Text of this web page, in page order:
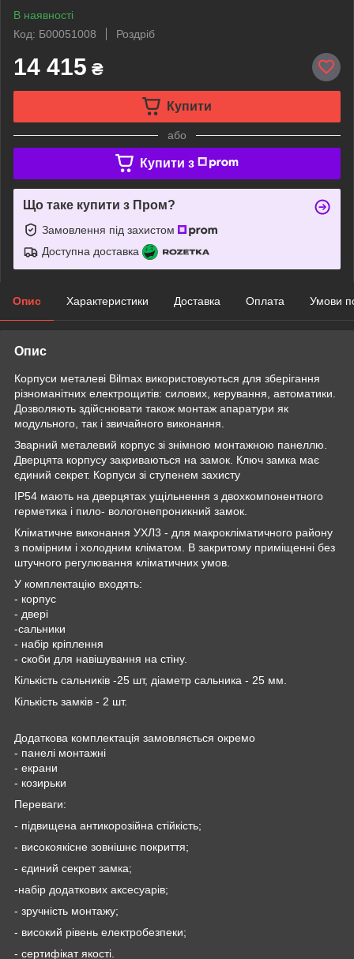
В наявності
Код: Б00051008
Роздріб
14 415 ₴
Купити
або
Купити з
Що таке купити з Пром?
Замовлення під захистом
Доступна доставка
Опис Характеристики Доставка Оплата Умови
Опис
Корпуси металеві Bilmax використовуються для зберігання
різноманітних електрощитів: силових, керування, автоматики.
Дозволяють здійснювати також монтаж апаратури як
модульного, так і звичайного виконання.
Зварний металевий корпус зі знімною монтажною панеллю.
Дверцята корпусу закриваються на замок. Ключ замка має
єдиний секрет. Корпуси зі ступенем захисту
IP54 мають на дверцятах ущільнення з двохкомпонентного
герметика і пило- вологонепроникний замок.
Кліматичне виконання УХЛ3 - для макрокліматичного району
з помірним і холодним кліматом. В закритому приміщенні без
штучного регулювання кліматичних умов.
У комплектацію входять:
- корпус
- двері
-сальники
- набір кріплення
- скоби для навішування на стіну.
Кількість сальників -25 шт, діаметр сальника - 25 мм.
Кількість замків - 2 шт.
Додаткова комплектація замовляється окремо
- панелі монтажні
- екрани
- козирьки
Переваги:
- підвищена антикорозійна стійкість;
- високоякісне зовнішнє покриття;
- єдиний секрет замка;
-набір додаткових аксесуарів;
- зручність монтажу;
- високий рівень електробезпеки;
- сертифікат якості.